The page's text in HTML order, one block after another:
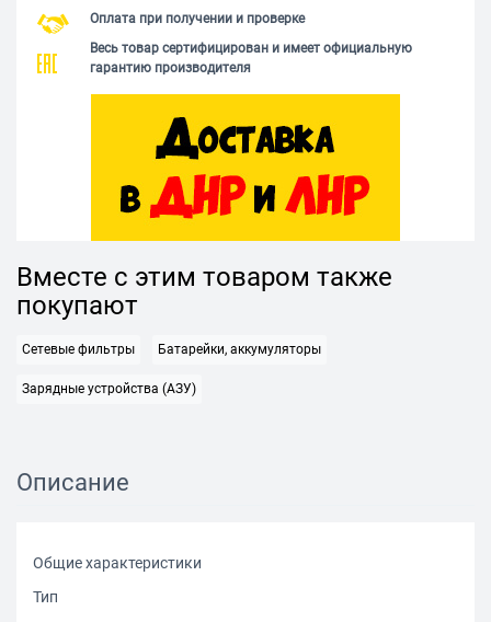
Оплата при получении и проверке
Весь товар сертифицирован и имеет официальную
гарантию производителя
Вместе с этим товаром также
покупают
Сетевые фильтры Батарейки, аккумуляторы
Зарядные устройства (АЗУ)
Описание
Общие характеристики
Тип